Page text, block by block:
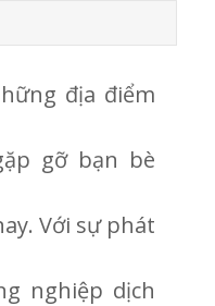
địa điểm
gỡ bạn bè
Với sự phát
nghiệp dịch